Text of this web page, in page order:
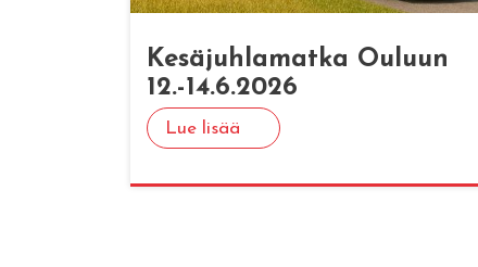
Ke­sä­juh­la­mat­ka Ou­luun
12.-14.6.2026
Lue lisää